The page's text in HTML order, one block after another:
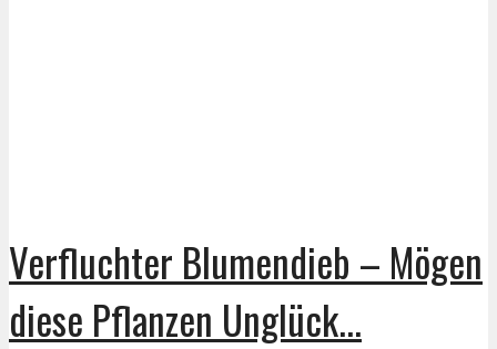
Verfluchter Blumendieb – Mögen
diese Pflanzen Unglück...